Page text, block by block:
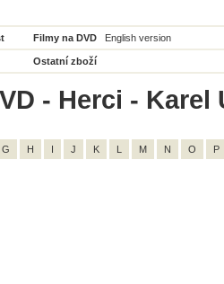
Filmy na DVD English version
Ostatní zboží
- Herci -
G H I J K L M N O P